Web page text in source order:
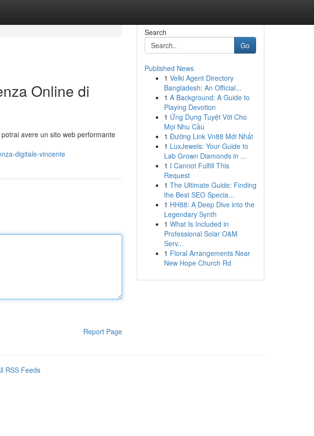
Online di
avere un sito web performante
digitale-vincente
Report Page
Search
Go
Published News
1 Velki Agent Directory
Bangladesh: An Official...
1 A Background: A Guide to
Playing Devotion
1 Ứng Dụng Tuyệt Vời Cho
Mọi Nhu Cầu
1 Đường Link Vn88 Mới Nhất
1 LuxJewels: Your Guide to
Lab Grown Diamonds in ...
1 I Cannot Fulfill This
Request
1 The Ultimate Guide: Finding
the Best SEO Specia...
1 HH88: A Deep Dive into the
Legendary Synth
1 What Is Included in
Professional Solar O&M
Serv...
1 Floral Arrangements Near
New Hope Church Rd
RSS Feeds